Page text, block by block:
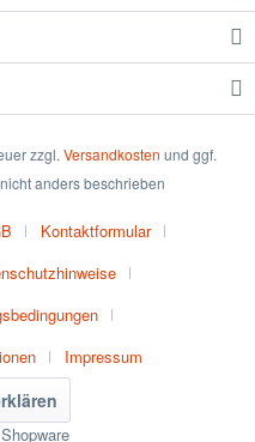
zzgl. Versandkosten und ggf.
anders beschrieben
Kontaktformular
Impressum